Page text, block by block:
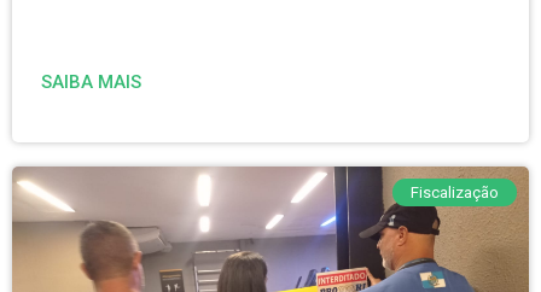
SAIBA MAIS
Fiscalização